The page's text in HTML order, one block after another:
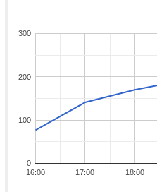
16:00 17:00 18:00
0
100
200
300